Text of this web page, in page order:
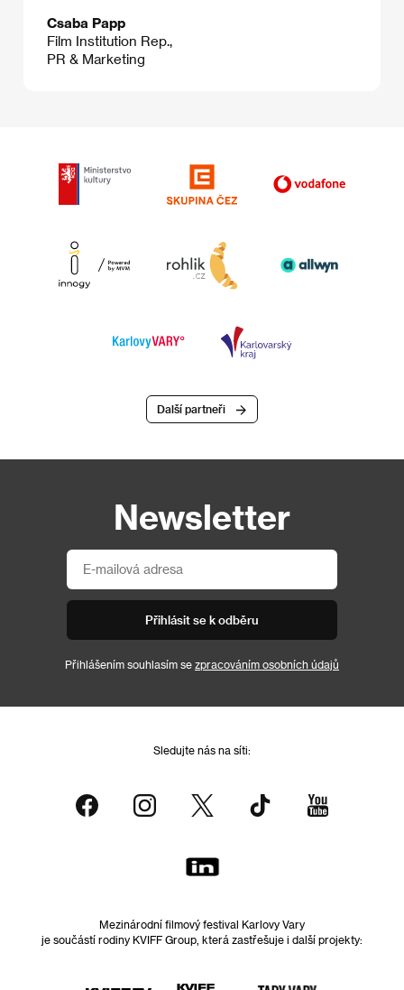
Csaba Papp
Film Institution Rep.,
PR & Marketing
Další partneři
Newsletter
Přihlásit se k odběru
Přihlášením souhlasím se zpracováním osobních údajů
Sledujte nás na síti:
Mezinárodní filmový festival Karlovy Vary
je součástí rodiny KVIFF Group, která zastřešuje i další projekty: